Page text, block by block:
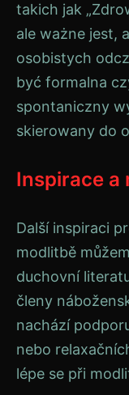
takich jak
ale ważne jest,
osobistych
być formalna
spontaniczny
skierowany do
Inspirace a
Další inspiraci
modlitbě
duchovní
členy
nachází
nebo
lépe se při